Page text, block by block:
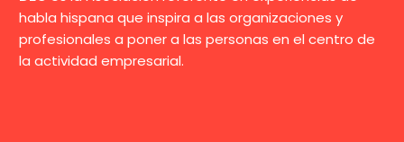
habla hispana que inspira a las organizaciones y
profesionales a poner a las personas en el centro de
la actividad empresarial.